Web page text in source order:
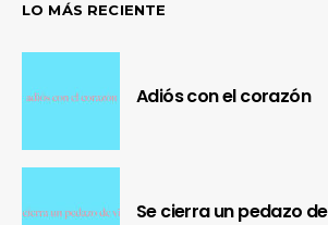
LO MÁS RECIENTE
Adiós con el corazón
Se cierra un pedazo